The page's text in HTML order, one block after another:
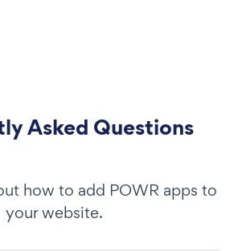
Asked Questions
how to add POWR apps to
your website.